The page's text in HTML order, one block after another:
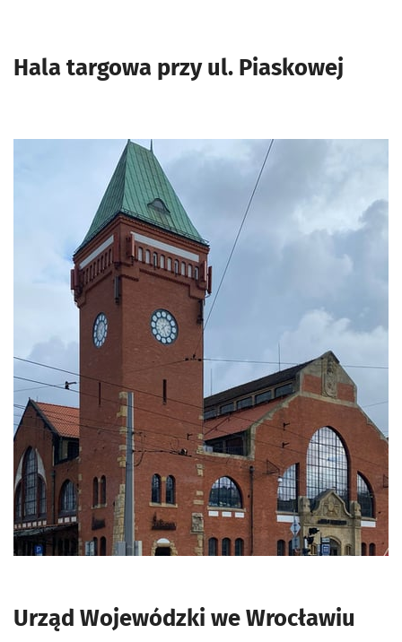
Hala targowa przy ul. Piaskowej
Urząd Wojewódzki we Wrocławiu